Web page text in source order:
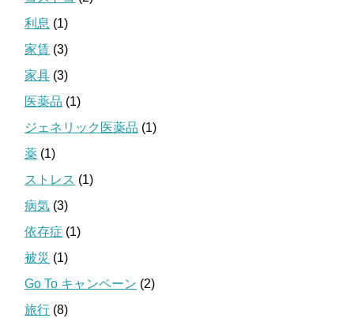
利息 (1)
家賃 (3)
家具 (3)
医薬品 (1)
ジェネリック医薬品 (1)
薬 (1)
ストレス (1)
病気 (3)
依存症 (1)
被災 (1)
Go To キャンペーン (2)
旅行 (8)